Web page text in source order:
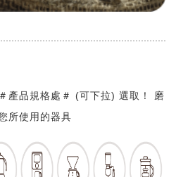
產品規格處＃ (可下拉) 選取！ 磨
所使用的器具